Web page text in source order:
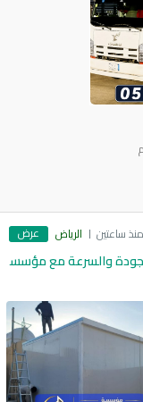
منذ ساعتين الرياض عرض
والسرعة مع مؤسس